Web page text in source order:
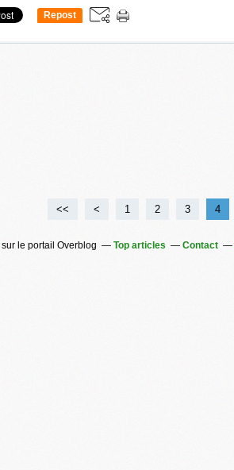
Repost
<< < 1 2 3 4
sur le portail Overblog Top articles Contact